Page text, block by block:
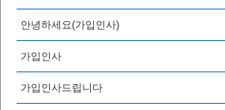
안녕하세요(가입인사)
가입인사
가입인사드립니다